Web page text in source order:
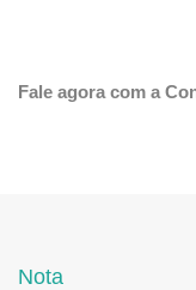
Fale agora com a
Nota